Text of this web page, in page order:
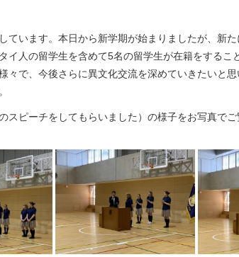
ています。本日から新学期が始まりましたが、新
イ人の留学生を含めて5名の留学生が在籍をするこ
々で、今後さらに異文化交流を深めていきたいと
ピーチをしてもらいました）の様子をお写真でご